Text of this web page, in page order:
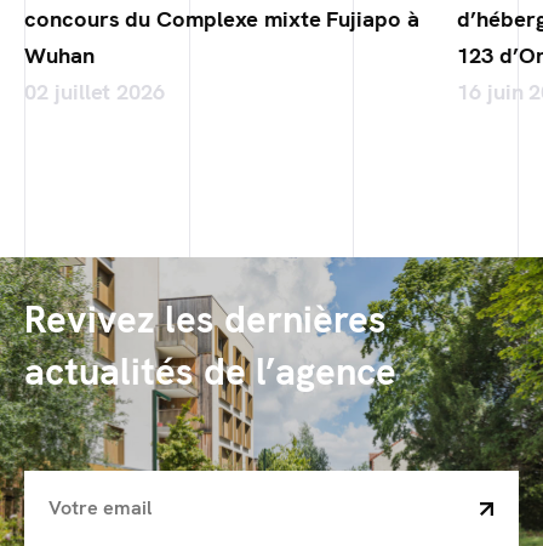
concours du Complexe mixte Fujiapo à
Wuhan
02 juillet 2026
123
16 juin
Revivez les dernières
actualités de l’agence